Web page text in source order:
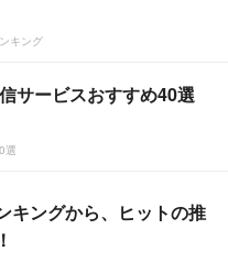
キング
サービスおすすめ40選
選
キングから、ヒットの推